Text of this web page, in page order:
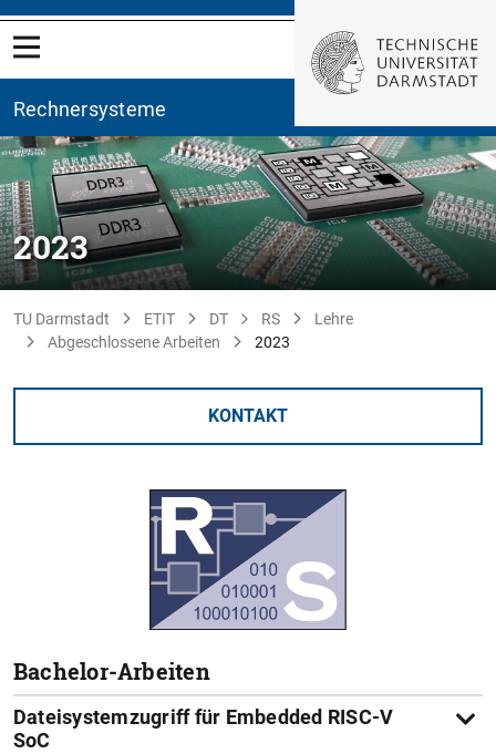
Rechnersysteme
2023
TU Darmstadt ETIT DT RS
Lehre
Abgeschlossene Arbeiten
2023
KONTAKT
Bachelor-Arbeiten
Dateisystemzugriff für Embedded RISC-V
SoC